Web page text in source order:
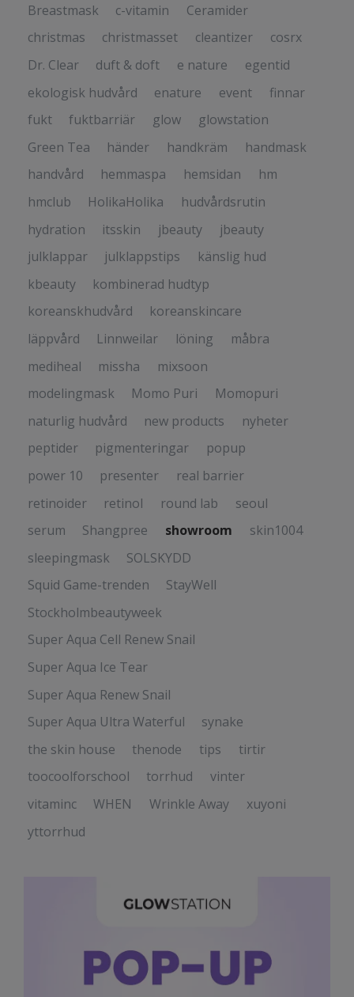
Breastmask
c-vitamin
Ceramider
christmas
christmasset cleantizer
cosrx
Dr. Clear
duft & doft e nature
egentid
ekologisk hudvård
enature event
finnar
fukt
fuktbarriär glow
glowstation
Green Tea
händer handkräm
handmask
handvård
hemmaspa hemsidan
hm
hmclub
HolikaHolika
hudvårdsrutin
hydration
itsskin jbeauty
jbeauty
julklappar
julklappstips
känslig hud
kbeauty
kombinerad hudtyp
koreanskhudvård
koreanskincare
läppvård
Linnweilar löning
måbra
mediheal
missha
mixsoon
modelingmask
Momo Puri
Momopuri
naturlig hudvård
new products
nyheter
peptider
pigmenteringar
popup
power 10
presenter
real barrier
retinoider
retinol round lab
seoul
serum
Shangpree showroom
skin1004
sleepingmask
SOLSKYDD
Squid Game-trenden
StayWell
Stockholmbeautyweek
Super Aqua Cell Renew Snail
Super Aqua Ice Tear
Super Aqua Renew Snail
Super Aqua Ultra Waterful
synake
the skin house
thenode tips
tirtir
toocoolforschool
torrhud
vinter
vitaminc
WHEN Wrinkle Away
xuyoni
yttorrhud